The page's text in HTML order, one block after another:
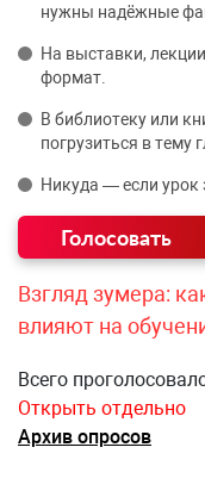
нужны надёжные
На выставки,
формат.
В библиотеку или
погрузиться в тему
Никуда — если урок
Взгляд зумера:
влияют на
Всего
Открыть отдельно
Архив опросов